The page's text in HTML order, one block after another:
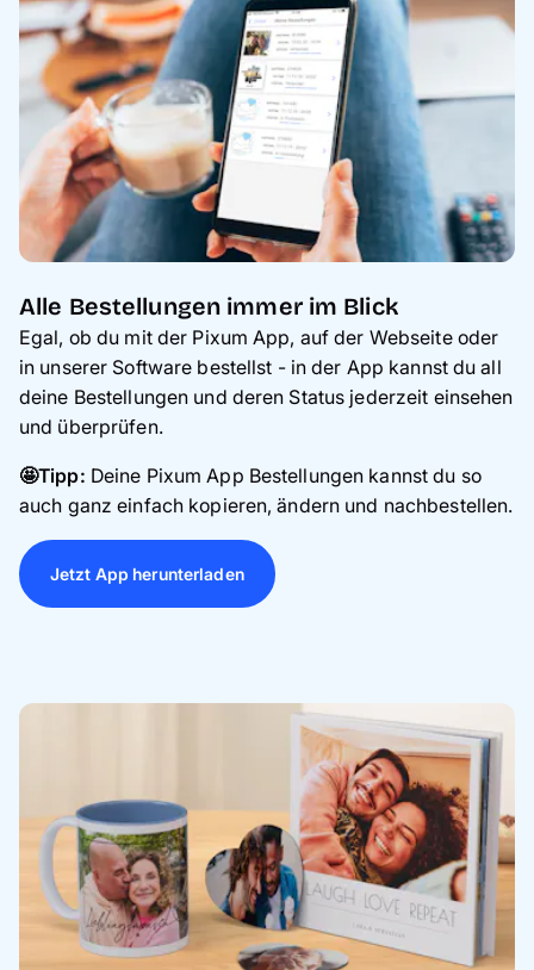
Alle Bestellungen immer im Blick
Egal, ob du mit der Pixum App, auf der Webseite oder
in unserer Software bestellst - in der App kannst du all
deine Bestellungen und deren Status jederzeit einsehen
und überprüfen.
🤩Tipp: Deine Pixum App Bestellungen kannst du so
auch ganz einfach kopieren, ändern und nachbestellen.
Jetzt App herunterladen